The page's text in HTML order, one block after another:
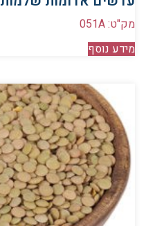
מק"ט: 051A
מידע נוסף